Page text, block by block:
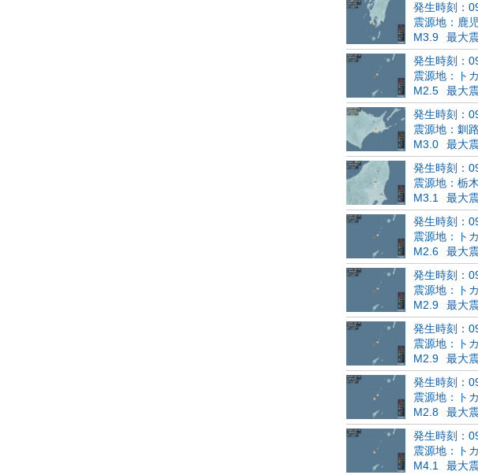
発生時刻：
震源地：鹿
M3.9
最大
発生時刻：
震源地：ト
M2.5
最大
発生時刻：
震源地：釧
M3.0
最大
発生時刻：
震源地：栃
M3.1
最大
発生時刻：
震源地：ト
M2.6
最大
発生時刻：
震源地：ト
M2.9
最大
発生時刻：
震源地：ト
M2.9
最大
発生時刻：
震源地：ト
M2.8
最大
発生時刻：
震源地：ト
M4.1
最大